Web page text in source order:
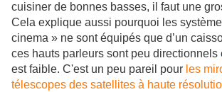
cuisiner de bonnes basses, il faut une
Cela explique aussi pourquoi les
cinema » ne sont équipés que d’un
ces hauts parleurs sont peu directionnels
est faible. C'est un peu pareil pour les
télescopes des satellites à haute